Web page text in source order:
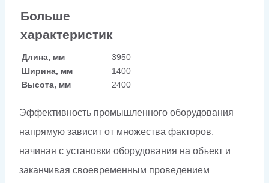
Больше
характеристик
Длина, мм
3950
Ширина, мм
1400
Высота, мм
2400
Эффективность промышленного оборудования
напрямую зависит от множества факторов,
начиная с установки оборудования на объект и
заканчивая своевременным проведением